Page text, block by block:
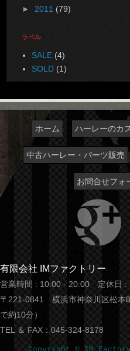
► 2011 (79)
ラベル
SALE (4)
SOLD (1)
ホーム ハーレーのカ
中古ハーレー・パーツ販売
お問合せフォ
有限会社 IMファクトリー
営業時間 : 10:00 - 20:00 定休日 :
〒221-0841 横浜市神奈川区松本
で約10分）
TEL ＆ FAX：045-324-8178